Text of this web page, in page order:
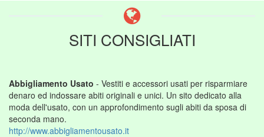
SITI CONSIGLIATI
Abbigliamento Usato - Vestiti e accessori usati per risparmiare
denaro ed indossare abiti originali e unici. Un sito dedicato alla
moda dell'usato, con un approfondimento sugli abiti da sposa di
seconda mano.
http://www.abbigliamentousato.it